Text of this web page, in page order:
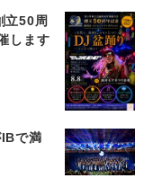
立50周
します
で満